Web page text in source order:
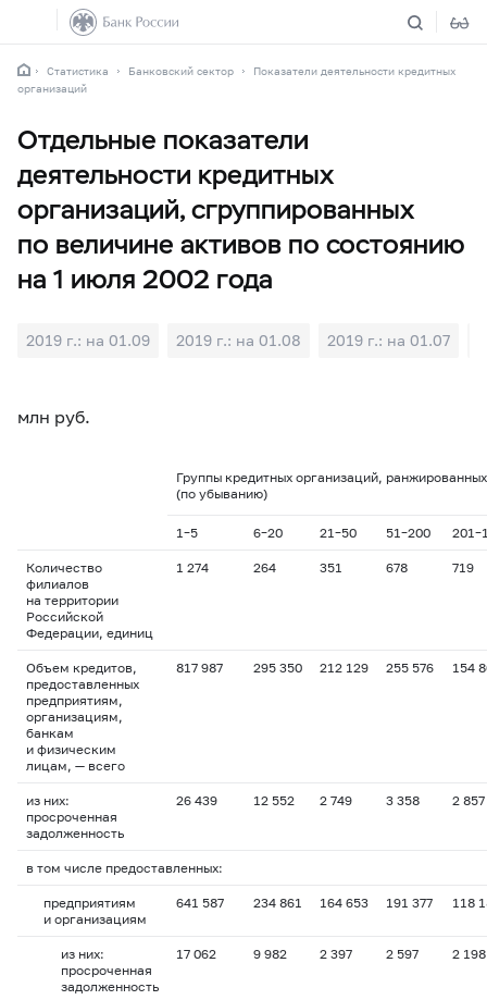
Статистика Банковский сектор
Показатели деятельности кредитных
организаций
Отдельные показатели
деятельности кредитных
организаций, сгруппированных
по величине активов по состоянию
на 1 июля 2002 года
2019 г.: на 01.09 2019 г.: на 01.08 2019 г.: на 01.07
млн руб.
Группы кредитных организаций,
(по убыванию)
1–5 6–20 21–50 51–200
Количество
филиалов
на территории
Российской
Федерации, единиц
1 274 264 351 678 719
Объем кредитов,
предоставленных
предприятиям,
организациям,
банкам
и физическим
лицам, — всего
817 987 295 350 212 129 255 576 154
из них:
просроченная
задолженность
26 439 12 552 2 749 3 358 2 857
в том числе предоставленных:
предприятиям
и организациям
641 587 234 861 164 653 191 377 118
из них:
просроченная
задолженность
17 062 9 982 2 397 2 597 2 198